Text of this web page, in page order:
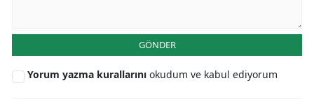
GÖNDER
Yorum yazma kurallarını okudum ve kabul ediyorum